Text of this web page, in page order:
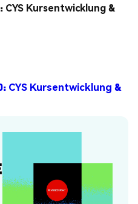
CYS Kursentwicklung &
CYS Kursentwicklung &